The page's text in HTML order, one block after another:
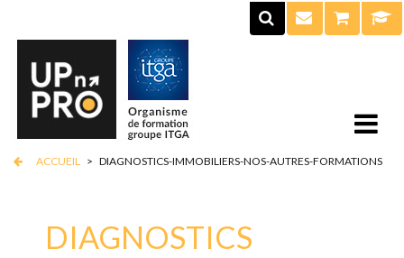
ACCUEIL > DIAGNOSTICS-IMMOBILIERS-NOS-AUTRES-FORMATIONS
DIAGNOSTICS